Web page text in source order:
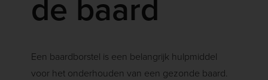
de baard
Een baardborstel is een belangrijk hulpmiddel
voor het onderhouden van een gezonde baard.